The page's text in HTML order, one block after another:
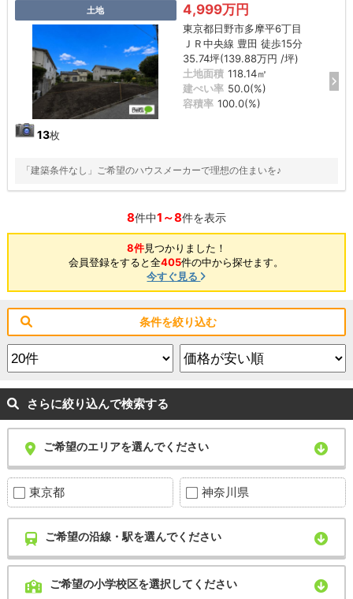
土地
13枚
4,999万円
東京都日野市多摩平6丁目
ＪＲ中央線 豊田 徒歩15分
35.74坪(139.88万円 /坪)
土地面積 118.14㎡
建ぺい率 50.0(%)
容積率 100.0(%)
「建築条件なし」ご希望のハウスメーカーで理想の住まいを♪
8件中1～8件を表示
8件見つかりました！
会員登録をすると全405件の中から探せます。
今すぐ見る
条件を絞り込む
さらに絞り込んで検索する
ご希望のエリアを選んでください
東京都 神奈川県
ご希望の沿線・駅を選んでください
ご希望の小学校区を選択してください